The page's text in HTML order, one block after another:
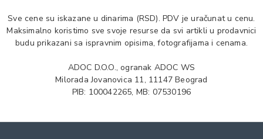
Sve cene su iskazane u dinarima (RSD). PDV je uračunat u cenu.
Maksimalno koristimo sve svoje resurse da svi artikli u prodavnici
budu prikazani sa ispravnim opisima, fotografijama i cenama.
ADOC D.O.O., ogranak ADOC WS
Milorada Jovanovica 11, 11147 Beograd
PIB: 100042265, MB: 07530196